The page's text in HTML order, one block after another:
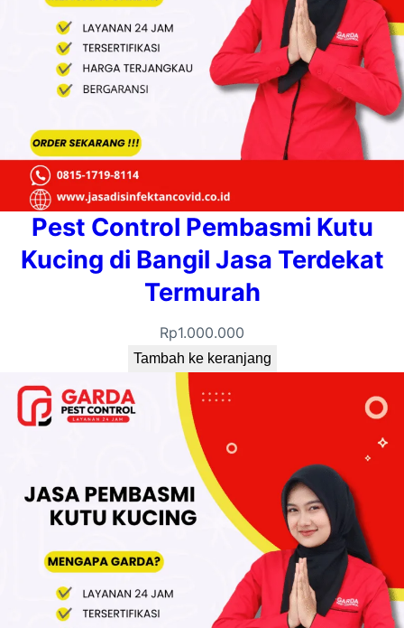
Pest Control Pembasmi Kutu
Kucing di Bangil Jasa Terdekat
Termurah
Rp1.000.000
Tambah ke keranjang